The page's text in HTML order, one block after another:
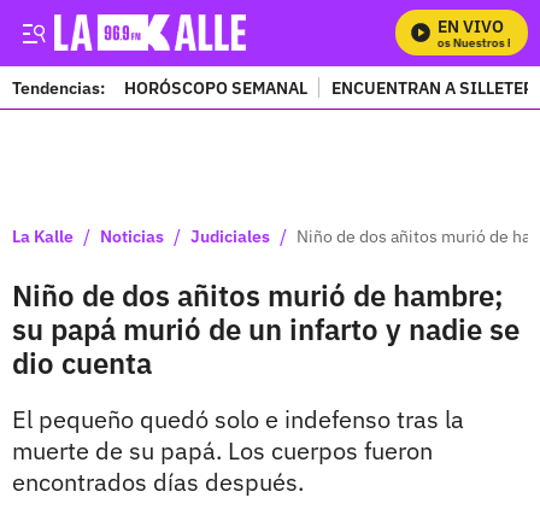
EN VIVO
Mira Todos Nuestros
Tendencias: HORÓSCOPO SEMANAL ENCUENTRAN A
La Kalle / Noticias / Judiciales / Niño de dos añitos murió de
Niño de dos añitos murió de hambre;
su papá murió de un infarto y nadie se
dio cuenta
El pequeño quedó solo e indefenso tras la
muerte de su papá. Los cuerpos fueron
encontrados días después.